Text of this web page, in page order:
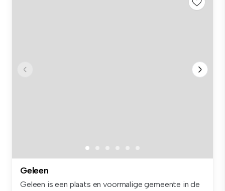
Geleen
Geleen is een plaats en voormalige gemeente in de